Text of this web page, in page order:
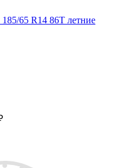
65 R14 86T летние